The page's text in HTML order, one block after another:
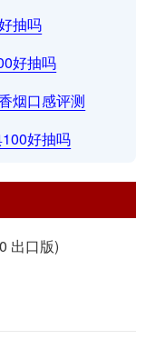
抽吗
好抽吗
烟口感评测
好抽吗
出口版)